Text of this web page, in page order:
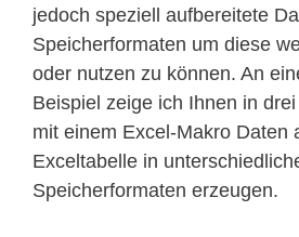
jedoch speziell aufbereitete
Speicherformaten um diese
oder nutzen zu können. An
Beispiel zeige ich Ihnen in
mit einem Excel-Makro Daten
Exceltabelle in
Speicherformaten erzeugen.